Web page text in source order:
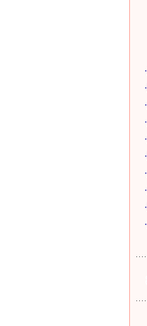
·
·
·
·
·
·
·
·
·
·